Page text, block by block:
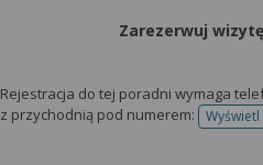
Zarezerwuj
Rejestracja do tej poradni wymaga
z przychodnią pod numerem: